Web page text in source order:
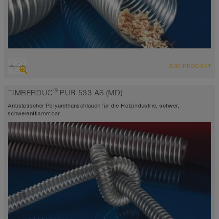
abriebfester Saugschlauch + Druckschlauch
-40°C bis 90°C (125°C)
ZUM PRODUKT
TIMBERDUC® PUR 533 AS (MD)
Antistatischer Polyurethanschlauch für die Holzindustrie, schwer,
schwerentflammbar